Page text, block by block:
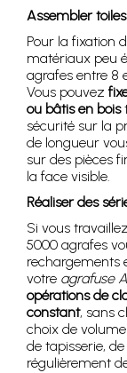
Assembler
Pour la fixation
matériaux peu
agrafes entre 8
Vous pouvez
ou bâtis en bois
sécurité sur la
de longueur
sur des pièces
la face visible.
Réaliser des
Si vous
5000 agrafes
rechargements
votre agrafuse
opérations de
constant, sans
choix de
de tapisserie,
régulièrement